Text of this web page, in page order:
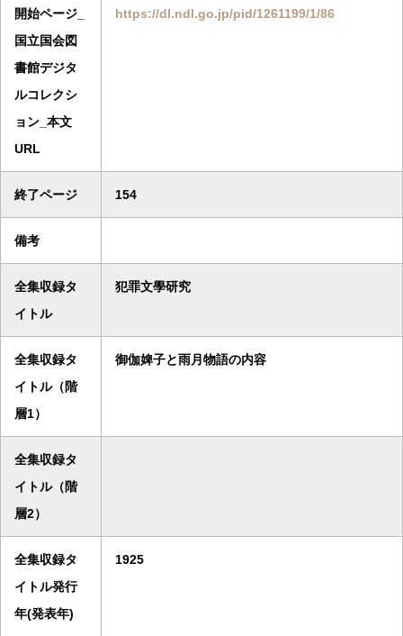
開始ページ_
国立国会図
書館デジタ
ルコレクシ
ョン_本文
URL
https://dl.ndl.go.jp/pid/1261199/1/86
終了ページ 154
備考
全集収録タ
イトル
犯罪文學研究
全集収録タ
イトル（階
層1）
御伽婢子と雨月物語の内容
全集収録タ
イトル（階
層2）
全集収録タ
イトル発行
年(発表年)
1925